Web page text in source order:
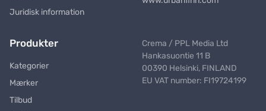
Juridisk information
Produkter
Kategorier
Mærker
Tilbud
Crema / PPL Media Ltd
Hankasuontie 11 B
00390 Helsinki, FINLAND
EU VAT number: FI19724199